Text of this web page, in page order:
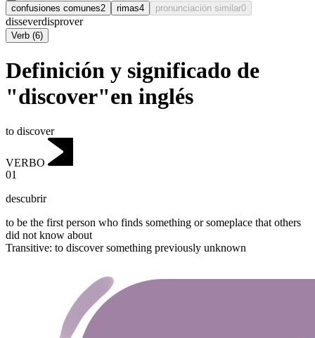
confusiones comunes2 rimas4 pronunciación similar0
disseverdisprover
Verb (6)
Definición y significado de
"discover"en inglés
to discover
VERBO
01
descubrir
to be the first person who finds something or someplace that others
did not know about
Transitive: to discoversomething previously unknown